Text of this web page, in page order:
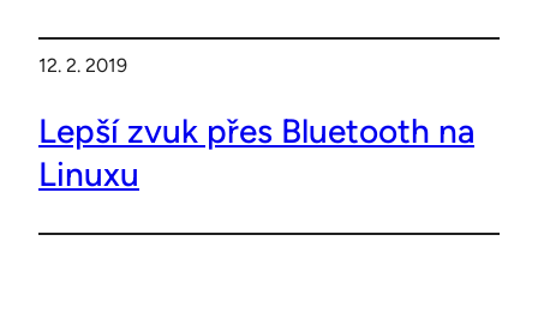
12. 2. 2019
Lepší zvuk přes Bluetooth na
Linuxu